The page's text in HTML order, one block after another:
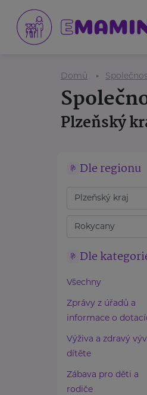
Domů
Plzeňský
Dle regionu
Dle
Všechny
Zprávy z úřadů a
informace o
Výživa a zdravý
dítěte
Zábava pro děti a
rodiče